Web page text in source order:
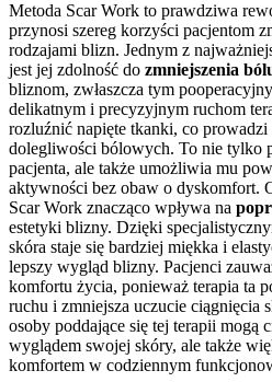
Metoda Scar Work to prawdziwa
przynosi szereg korzyści pacjentom
rodzajami blizn. Jednym z
jest jej zdolność do zmniejszenia
bliznom, zwłaszcza tym
delikatnym i precyzyjnym ruchom
rozluźnić napięte tkanki, co prowadzi
dolegliwości bólowych. To nie tylko
pacjenta, ale także umożliwia mu
aktywności bez obaw o dyskomfort.
Scar Work znacząco wpływa na
estetyki blizny. Dzięki
skóra staje się bardziej miękka i
lepszy wygląd blizny. Pacjenci
komfortu życia, ponieważ terapia ta
ruchu i zmniejsza uczucie ciągnięcia
osoby poddające się tej terapii mogą
wyglądem swojej skóry, ale także
komfortem w codziennym